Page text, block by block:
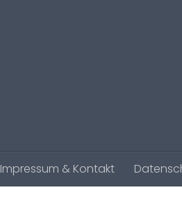
Impressum & Kontakt